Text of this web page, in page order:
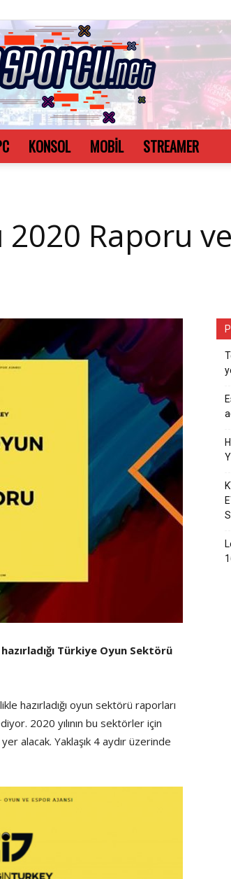
KONSOL MOBİL STREAMER
Raporu
Türkiye Oyun Sektörü
hazırladığı oyun sektörü raporları
2020 yılının bu sektörler için
alacak. Yaklaşık 4 aydır üzerinde